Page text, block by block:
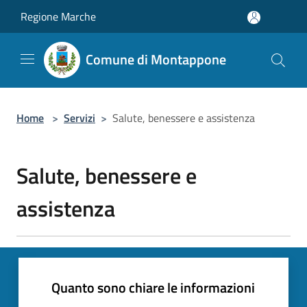
Regione Marche
Comune di Montappone
Home > Servizi > Salute, benessere e assistenza
Salute, benessere e
assistenza
Quanto sono chiare le informazioni